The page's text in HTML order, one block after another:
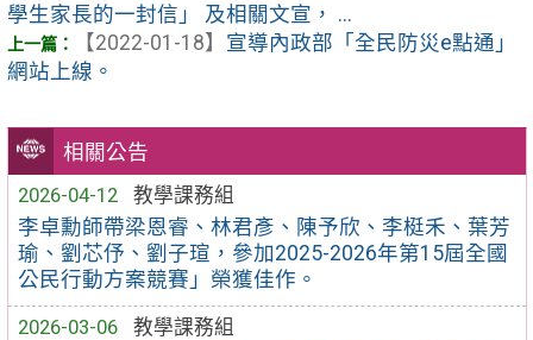
相關公告
2026-04-12
教學課務組
李卓勳師帶梁恩睿、林君彥、陳予欣、李梃禾、葉芳
瑜、劉芯伃、劉子瑄，參加2025-2026年第15屆全國
公民行動方案競賽」榮獲佳作。
2026-03-06
教學課務組
學生家長的一封信」 及相關文宣， ...
【2022-01-18】 宣導內政部「全民防災e點通」
網站上線。